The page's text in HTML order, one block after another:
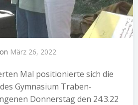
on März 26, 2022
Mal positionierte sich die
Gymnasium Traben-
Donnerstag den 24.3.22